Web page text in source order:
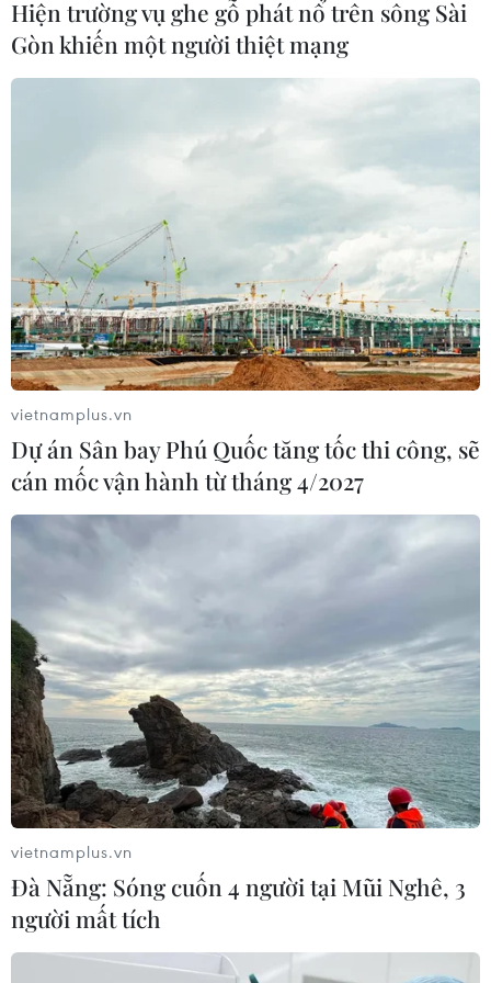
phát triển hơn nữa quan hệ với
ASEAN
59 năm ASEAN: Lá cờ ASEAN lần đầu
08/08/2026 04:29
Xem thêm
CƠ QUAN CHỦ QUẢN: THÔNG TẤN XÃ VIỆT NAM
Tổng Biên tập: TRẦN TIẾN DUẨN
Phó Tổng Biên tập: NGUYỄN THỊ TÁM, KHÚC THANH
Sở hữu trí tuệ
Quy định sử dụng
RSS
Hỗ trợ
Ngôn ngữ
TTXVN
Dịch vụ tin
Quảng cáo
Liên hệ
Giấy phép số: 1374/GP-BTTTT do Bộ Thông tin và Truyền thông
cấp ngày 11/9/2008.
Quảng cáo: Phó TBT Nguyễn Thị Tám: 093.5958688, Email:
Hiện trường vụ ghe gỗ phát nổ trên sông Sài
Gòn khiến một người thiệt mạng
vietnamplus.vn
Dự án Sân bay Phú Quốc tăng tốc thi công, sẽ
cán mốc vận hành từ tháng 4/2027
vietnamplus.vn
Đà Nẵng: Sóng cuốn 4 người tại Mũi Nghê, 3
người mất tích